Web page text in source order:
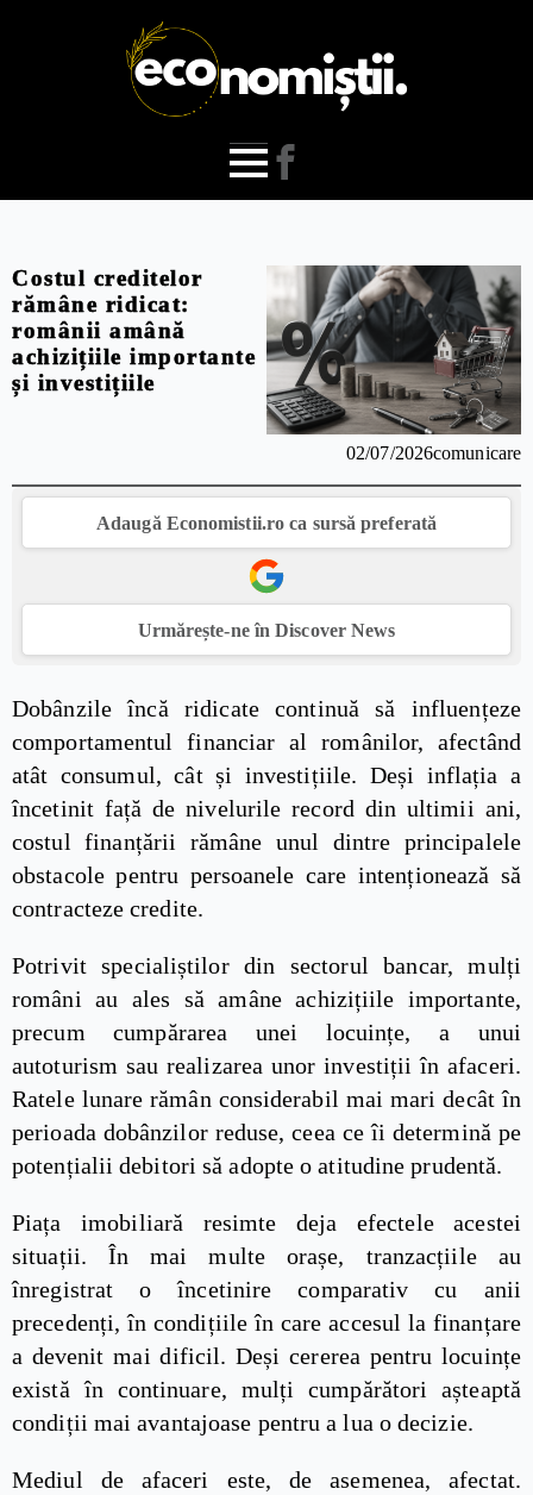
Costul creditelor
rămâne ridicat:
românii amână
achizițiile importante
și investițiile
02/07/2026comunicare
Adaugă Economistii.ro ca sursă preferată
Urmărește-ne în Discover News
Dobânzile încă ridicate continuă să influențeze
comportamentul financiar al românilor, afectând
atât consumul, cât și investițiile. Deși inflația a
încetinit față de nivelurile record din ultimii ani,
costul finanțării rămâne unul dintre principalele
obstacole pentru persoanele care intenționează să
contracteze credite.
Potrivit specialiștilor din sectorul bancar, mulți
români au ales să amâne achizițiile importante,
precum cumpărarea unei locuințe, a unui
autoturism sau realizarea unor investiții în afaceri.
Ratele lunare rămân considerabil mai mari decât în
perioada dobânzilor reduse, ceea ce îi determină pe
potențialii debitori să adopte o atitudine prudentă.
Piața imobiliară resimte deja efectele acestei
situații. În mai multe orașe, tranzacțiile au
înregistrat o încetinire comparativ cu anii
precedenți, în condițiile în care accesul la finanțare
a devenit mai dificil. Deși cererea pentru locuințe
există în continuare, mulți cumpărători așteaptă
condiții mai avantajoase pentru a lua o decizie.
Mediul de afaceri este, de asemenea, afectat.